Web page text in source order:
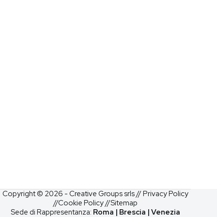
Copyright © 2026 - Creative Groups srls //Privacy Policy
//Cookie Policy//Sitemap
Sede di Rappresentanza: Roma | Brescia | Venezia